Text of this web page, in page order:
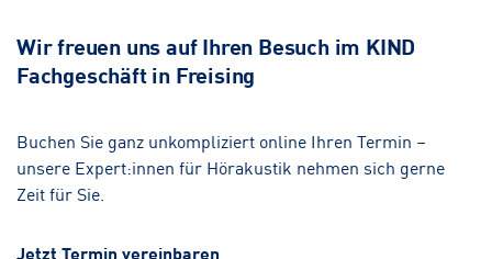
Wir freuen uns auf Ihren Besuch im KIND
Fachgeschäft in Freising
Buchen Sie ganz unkompliziert online Ihren Termin –
unsere Expert:innen für Hörakustik nehmen sich gerne
Zeit für Sie.
Jetzt Termin vereinbaren